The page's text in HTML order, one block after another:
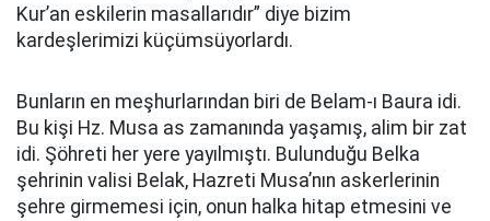
Kur’an eskilerin masallarıdır” diye bizim
kardeşlerimizi küçümsüyorlardı.
Bunların en meşhurlarından biri de Belam-ı Baura idi.
Bu kişi Hz. Musa as zamanında yaşamış, alim bir zat
idi. Şöhreti her yere yayılmıştı. Bulunduğu Belka
şehrinin valisi Belak, Hazreti Musa’nın askerlerinin
şehre girmemesi için, onun halka hitap etmesini ve